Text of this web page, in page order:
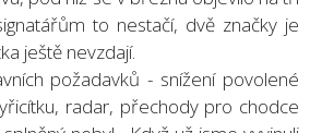
to nestačí, dvě značky je
ještě nevzdají.
požadavků - snížení povolené
radar, přechody pro chodce